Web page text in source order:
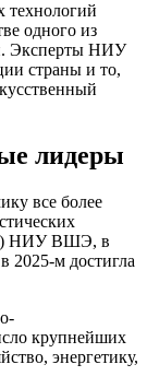
одного из
Эксперты НИУ
страны и то,
лидеры
все более
НИУ ВШЭ, в
2025-м достигла
крупнейших
энергетику,